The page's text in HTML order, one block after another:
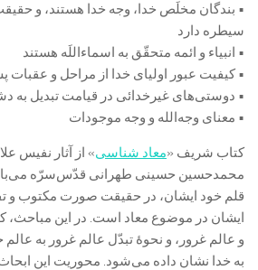
• بندگان مخلَص خدا، وجه خدا هستند، و
سیطره دارد
• انبیاء و ائمه متحقّق به اسماء‌اللَه هستند
• کیفیت عبور اولیای خدا از مراحل و
• دوستی‌های غیر‌خدائی در قیامت تبدیل
• معنای وجه‌الله و وجه موجودات
کتاب شریف «معاد‌ شناسی» از آثار نفیس
محمدحسین حسینی طهرانی قدّس‌سرّه
قلم خود ایشان، در حقیقت صورت مکتوب و
ایشان در موضوع معاد است. در این مباحث،
و عالم غرور، و نحوۀ تبدّل عالم غرور به
به خدا نشان داده می‌شود. محوریت این